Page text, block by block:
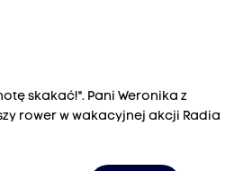
skakać!". Pani Weronika z
rower w wakacyjnej akcji Radia